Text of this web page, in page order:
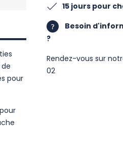
15 jours pour
Besoin
?
Rendez-vous sur
02
pour